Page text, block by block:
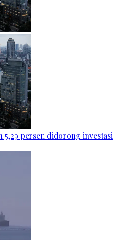
persen didorong investasi